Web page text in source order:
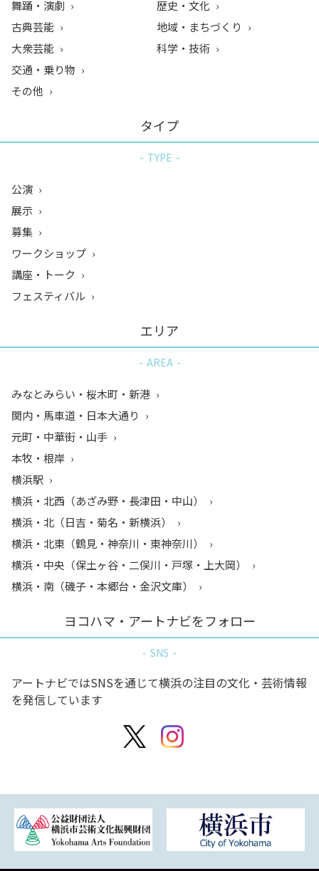
舞踊・演劇
古典芸能
大衆芸能
歴史・文化
地域・まちづくり
科学・技術
交通・乗り物
その他
タイプ
TYPE
公演
展示
募集
ワークショップ
講座・トーク
フェスティバル
エリア
AREA
みなとみらい・桜木町・新港
関内・馬車道・日本大通り
元町・中華街・山手
本牧・根岸
横浜駅
横浜・北西（あざみ野・長津田・中山）
横浜・北（日吉・菊名・新横浜）
横浜・北東（鶴見・神奈川・東神奈川）
横浜・中央（保土ヶ谷・二俣川・戸塚・上大岡）
横浜・南（磯子・本郷台・金沢文庫）
ヨコハマ・アートナビをフォロー
SNS
アートナビではSNSを通じて横浜の注目の文化・芸術情報
を発信しています